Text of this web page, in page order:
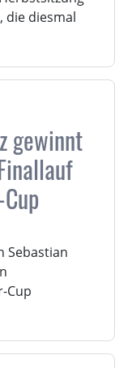
die diesmal
gewinnt
Sebastian
Cup